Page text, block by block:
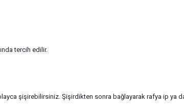
tercih edilir.
şişirebilirsiniz. Şişirdikten sonra bağlayarak rafya ip ya